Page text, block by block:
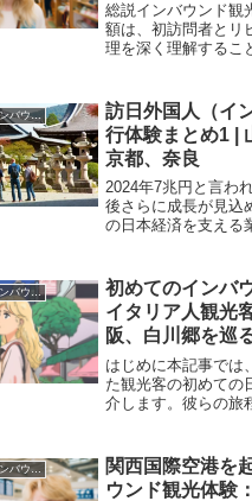
総説インバウンド観
額は、初訪問者とリ
理を深く理解するこ
ーケティング戦略を
要です。本記事では
訪日外国人（インバウンド）
訪日外国人（イ
行体験まとめ1 |
京都、奈良
2024年7兆円と言わ
後さらに成長が見込
の日本経済を支える
旅行客を増やすこと
額を最大化させるこ
訪日外国人（インバウンド）
初めてのインバ
イタリア人観光
阪、白川郷を巡
はじめに本記事では
た観光客の初めての
介します。彼らの旅
を体験する内容とな
事を通じて、訪日観
訪日外国人（インバウンド）
関西国際空港を
ウンド観光体験